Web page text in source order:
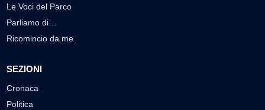
Le Voci del Parco
Parliamo di…
Ricomincio da me
SEZIONI
Cronaca
Politica